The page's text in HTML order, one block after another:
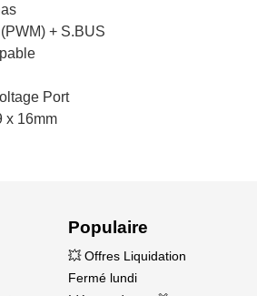
+ S.BUS
Port
x 16mm
Populaire
💥 Offres Liquidation
Fermé lundi